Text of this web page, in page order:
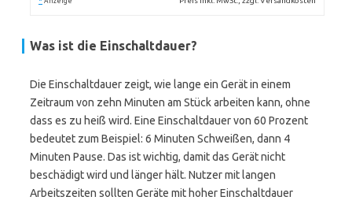
Was ist die Einschaltdauer?
Die Einschaltdauer zeigt, wie lange ein Gerät in einem
Zeitraum von zehn Minuten am Stück arbeiten kann, ohne
dass es zu heiß wird. Eine Einschaltdauer von 60 Prozent
bedeutet zum Beispiel: 6 Minuten Schweißen, dann 4
Minuten Pause. Das ist wichtig, damit das Gerät nicht
beschädigt wird und länger hält. Nutzer mit langen
Arbeitszeiten sollten Geräte mit hoher Einschaltdauer